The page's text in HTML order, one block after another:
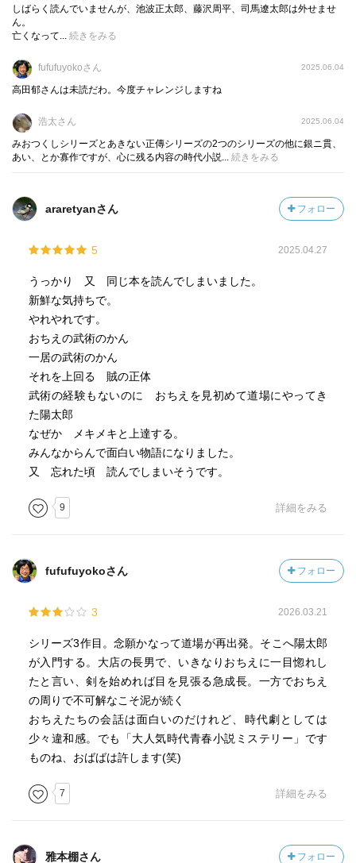
しばらく読んでいませんが、池波正太郎、藤沢周平、司馬遼太郎は外せませ
ん。
亡くなって... 続きをみる
fufufuyokoさん 2025.06.04
高田郁さんは未読だわ。今度チャレンジしますね
浩太さん 2025.06.04
みおつくしシリーズとあきない正傳シリーズの2つのシリーズの他に銀ニ貫、
あい、とか寡作ですが、心に残る内容の時代小説... 続きをみる
araretyanさん フォロー
5 2025.04.27
うっかり 又 同じ本を読んでしまいました。
新鮮な気持ちで。
やれやれです。
おちえの武術のかん
一居の武術のかん
それを上回る 賊の正体
武術の経験もないのに おちえを見初めて道場にやってき
た陽太郎
なぜか メキメキと上達する。
みんなからんで面白い物語になりました。
又 忘れた頃 読んでしまいそうです。
9 詳細をみる
fufufuyokoさん フォロー
3 2026.03.21
シリーズ3作目。念願かなって道場が再出発。そこへ陽太郎
が入門する。大店の長男で、いきなりおちえに一目惚れし
たと言い、剣を始めれば目を見張る急成長。一方でおちえ
の周りで不可解なこそ泥が続く
おちえたちの会話は面白いのだけれど、時代劇としては
少々違和感。でも「大人気時代青春小説ミステリー」です
ものね、おばばは許します(笑)
7 詳細をみる
雅本棚さん フォロー